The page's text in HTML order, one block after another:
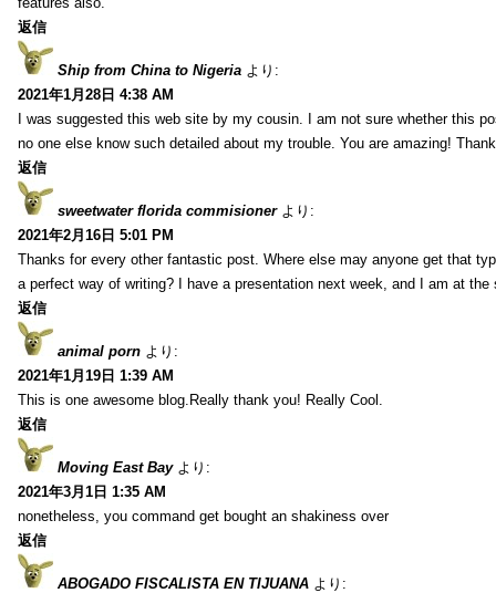
返信
Ship from China to Nigeria より:
2021年1月28日 4:38 AM
I was suggested this web site by my cousin. I am not sure whether this
no one else know such detailed about my trouble. You are amazing!
返信
sweetwater florida commisioner より:
2021年2月16日 5:01 PM
Thanks for every other fantastic post. Where else may anyone get that
a perfect way of writing? I have a presentation next week, and I am at the
返信
animal porn より:
2021年1月19日 1:39 AM
This is one awesome blog.Really thank you! Really Cool.
返信
Moving East Bay より:
2021年3月1日 1:35 AM
nonetheless, you command get bought an shakiness over
返信
ABOGADO FISCALISTA EN TIJUANA より: